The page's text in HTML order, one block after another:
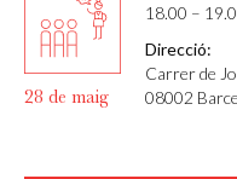
28 de maig
18.00 –
Direcció:
Carrer de
08002